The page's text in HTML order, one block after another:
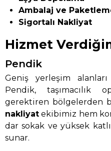
Ambalaj ve
Sigortalı Nakliyat
Hizmet
Pendik
Geniş yerleşim
Pendik, taşımacılık
gerektiren bölgelerden
nakliyat ekibimiz hem
dar sokak ve yüksek
sunar.